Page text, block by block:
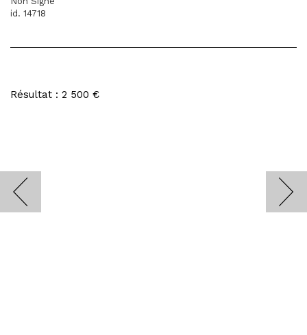
id. 14718
Résultat : 2 500 €